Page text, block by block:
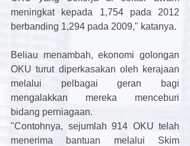
meningkat kepada 1,754 pada 2012
berbanding 1,294 pada 2009," katanya.
Beliau menambah, ekonomi golongan
OKU turut diperkasakan oleh kerajaan
melalui pelbagai geran bagi
mengalakkan mereka menceburi
bidang perniagaan.
"Contohnya, sejumlah 914 OKU telah
menerima bantuan melalui Skim